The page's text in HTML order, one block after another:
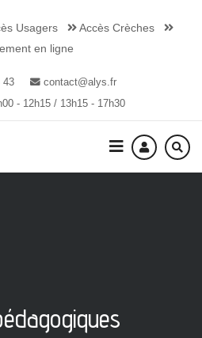
Usagers
Accès Crèches
en ligne
43
contact@alys.fr
- 12h15 / 13h15 - 17h30